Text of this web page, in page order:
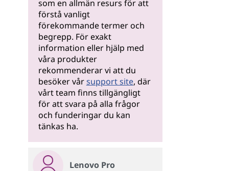
som en allmän resurs för att
förstå vanligt
förekommande termer och
begrepp. För exakt
information eller hjälp med
våra produkter
rekommenderar vi att du
besöker vårsupport site, där
vårt team finns tillgängligt
för att svara på alla frågor
och funderingar du kan
tänkas ha.
Lenovo Pro